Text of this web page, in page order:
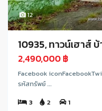
12
10935, ทาวน์เฮาส์
2,490,000 ฿
Facebook
รหัสทรัพย์ ...
3
2 1